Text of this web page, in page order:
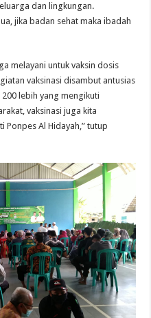
dan lingkungan.
jika badan sehat maka ibadah
melayani untuk vaksin dosis
vaksinasi disambut antusias
lebih yang mengikuti
vaksinasi juga kita
Al Hidayah,” tutup